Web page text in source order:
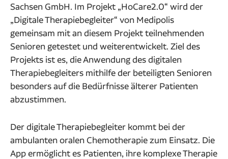
Sachsen GmbH. Im Projekt „HoCare2.0“ wird der
„Digitale Therapiebegleiter“ von Medipolis
gemeinsam mit an diesem Projekt teilnehmenden
Senioren getestet und weiterentwickelt. Ziel des
Projekts ist es, die Anwendung des digitalen
Therapiebegleiters mithilfe der beteiligten Senioren
besonders auf die Bedürfnisse älterer Patienten
abzustimmen.
Der digitale Therapiebegleiter kommt bei der
ambulanten oralen Chemotherapie zum Einsatz. Die
App ermöglicht es Patienten, ihre komplexe Therapie